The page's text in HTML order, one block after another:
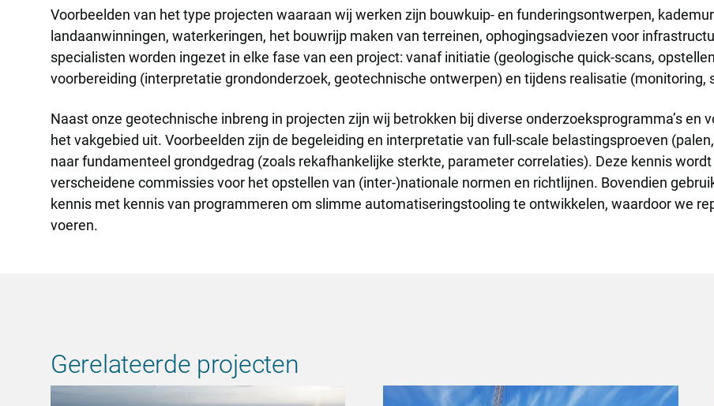
Voorbeelden van het type projecten waaraan wij werken zijn bouwkuip- en funderingsontwerpen,
landaanwinningen, waterkeringen, het bouwrijp maken van terreinen, ophogingsadviezen voor
specialisten worden ingezet in elke fase van een project: vanaf initiatie (geologische quick-scans,
voorbereiding (interpretatie grondonderzoek, geotechnische ontwerpen) en tijdens realisatie (monitoring,
Naast onze geotechnische inbreng in projecten zijn wij betrokken bij diverse onderzoeksprogramma’s en
het vakgebied uit. Voorbeelden zijn de begeleiding en interpretatie van full-scale belastingsproeven
naar fundamenteel grondgedrag (zoals rekafhankelijke sterkte, parameter correlaties). Deze kennis
verscheidene commissies voor het opstellen van (inter-)nationale normen en richtlijnen. Bovendien
kennis met kennis van programmeren om slimme automatiseringstooling te ontwikkelen, waardoor we
voeren.
Gerelateerde projecten